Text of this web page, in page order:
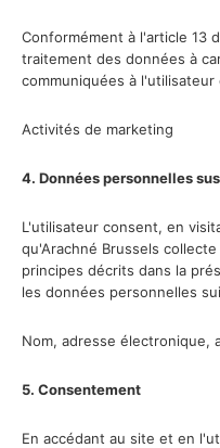
Conformément à l'article 13
traitement des données à
communiquées à
Activités de marketing
4. Données personnelles
L'utilisateur consent, en
qu'Arachné Brussels
principes décrits dans la
les données personnelles
Nom, adresse électronique,
5. Consentement
En accédant au site et en